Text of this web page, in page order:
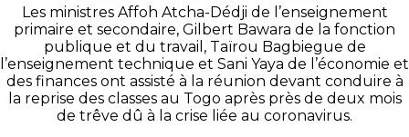
Les ministres Affoh Atcha-Dédji de l’enseignement
primaire et secondaire, Gilbert Bawara de la fonction
publique et du travail, Taïrou Bagbiegue de
l’enseignement technique et Sani Yaya de l’économie et
des finances ont assisté à la réunion devant conduire à
la reprise des classes au Togo après près de deux mois
de trêve dû à la crise liée au coronavirus.